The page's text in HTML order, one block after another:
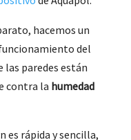
hacemos un
del
las paredes están
contra la humedad
es rápida y sencilla,